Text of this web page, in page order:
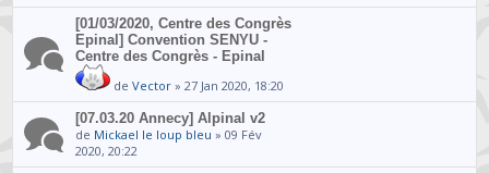
[01/03/2020, Centre des Congrès
Epinal] Convention SENYU -
Centre des Congrès - Epinal
deVector » 27 Jan 2020, 18:20
[07.03.20 Annecy] Alpinal v2
de Mickael le loup bleu » 09 Fév
2020, 20:22